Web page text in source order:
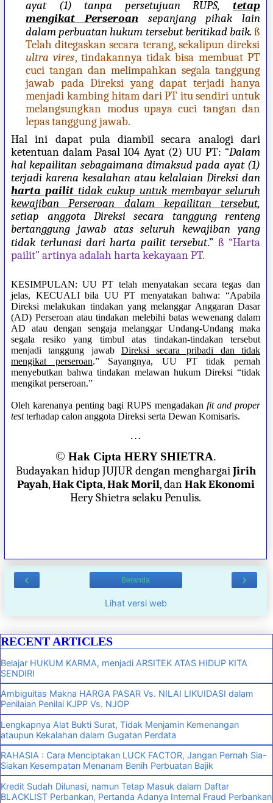
ayat (1) tanpa persetujuan RUPS, tetap
mengikat Perseroansepanjang pihak lain
dalam perbuatan hukum tersebut beritikad baik. ß
Telah ditegaskan secara terang, sekalipun direksi
ultra vires, tindakannya tidak bisa membuat PT
cuci tangan dan melimpahkan segala tanggung
jawab pada Direksi yang dapat terjadi hanya
menjadi kambing hitam dari PT itu sendiri untuk
melangsungkan modus upaya cuci tangan dan
lepas tanggung jawab.
Hal ini dapat pula diambil secara analogi dari
ketentuan dalam Pasal 104 Ayat (2) UU PT: “Dalam
hal kepailitan sebagaimana dimaksud pada ayat (1)
terjadi karena kesalahan atau kelalaian Direksi dan
harta pailit tidak cukup untuk membayar seluruh
kewajiban Perseroan dalam kepailitan tersebut,
setiap anggota Direksi secara tanggung renteng
bertanggung jawab atas seluruh kewajiban yang
tidak terlunasi dari harta pailit tersebut.” ß “Harta
pailit” artinya adalah harta kekayaan PT.
KESIMPULAN: UU PT telah menyatakan secara tegas dan
jelas, KECUALI bila UU PT menyatakan bahwa: “Apabila
Direksi melakukan tindakan yang melanggar Anggaran Dasar
(AD) Perseroan atau tindakan melebihi batas wewenang dalam
AD atau dengan sengaja melanggar Undang-Undang maka
segala resiko yang timbul atas tindakan-tindakan tersebut
menjadi tanggung jawab Direksi secara pribadi dan tidak
mengikat perseroan.” Sayangnya, UU PT tidak pernah
menyebutkan bahwa tindakan melawan hukum Direksi “tidak
mengikat perseroan.”
Oleh karenanya penting bagi RUPS mengadakanfit and proper
testterhadap calon anggota Direksi serta Dewan Komisaris.
…
© Hak Cipta HERY SHIETRA.
Budayakan hidup JUJUR dengan menghargaiJirih
Payah,Hak Cipta,Hak Moril, danHak Ekonomi
Hery Shietra selaku Penulis.
‹ ›
Beranda
Lihat versi web
RECENT ARTICLES
Belajar HUKUM KARMA, menjadi ARSITEK ATAS HIDUP KITA
SENDIRI
Ambiguitas Makna HARGA PASAR Vs. NILAI LIKUIDASI dalam
Penilaian Penilai KJPP Vs. NJOP
Lengkapnya Alat Bukti Surat, Tidak Menjamin Kemenangan
ataupun Kekalahan dalam Gugatan Perdata
RAHASIA : Cara Menciptakan LUCK FACTOR, Jangan Pernah Sia-
Siakan Kesempatan Menanam Benih Perbuatan Bajik
Kredit Sudah Dilunasi, namun Tetap Masuk dalam Daftar
BLACKLIST Perbankan, Pertanda Adanya Internal Fraud Perbankan